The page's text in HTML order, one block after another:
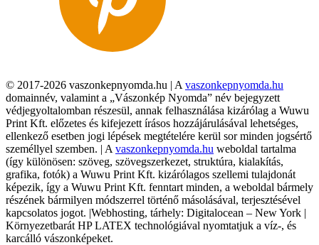
© 2017-2026 vaszonkepnyomda.hu | A vaszonkepnyomda.hu
domainnév, valamint a „Vászonkép Nyomda” név bejegyzett
védjegyoltalomban részesül, annak felhasználása kizárólag a Wuwu
Print Kft. előzetes és kifejezett írásos hozzájárulásával lehetséges,
ellenkező esetben jogi lépések megtételére kerül sor minden jogsértő
személlyel szemben. | A vaszonkepnyomda.hu weboldal tartalma
(így különösen: szöveg, szövegszerkezet, struktúra, kialakítás,
grafika, fotók) a Wuwu Print Kft. kizárólagos szellemi tulajdonát
képezik, így a Wuwu Print Kft. fenntart minden, a weboldal bármely
részének bármilyen módszerrel történő másolásával, terjesztésével
kapcsolatos jogot. |Webhosting, tárhely: Digitalocean – New York |
Környezetbarát HP LATEX technológiával nyomtatjuk a víz-, és
karcálló vászonképeket.